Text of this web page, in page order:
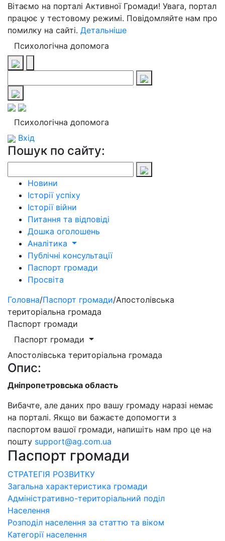
Вітаємо на порталі Активної Громади! Увага, портал
працює у тестовому режимі. Повідомляйте нам про
помилку на сайті. Детальніше
Психологічна допомога
Психологічна допомога
Вхід
Пошук по сайту:
Новини
Історії успіху
Історії війни
Питання та відповіді
Дошка оголошень
Аналітика
Публічні консультації
Паспорт громади
Просвіта
Головна/Паспорт громади/Апостолівська
територіальна громада
Паспорт громади
Паспорт громади
Апостолівська територіальна громада
Опис:
Дніпропетровська область
Вибачте, але даних про вашу громаду наразі немає
на порталі. Якщо ви бажаєте допомогти з
паспортом вашої громади, напишіть нам про це на
пошту support@ag.com.ua
Паспорт громади
СТРАТЕГІЯ РОЗВИТКУ
Загальна характеристика громади
Адміністративно-територіальний поділ
Населення
Розподіл населення за статтю та віком
Категорії населення